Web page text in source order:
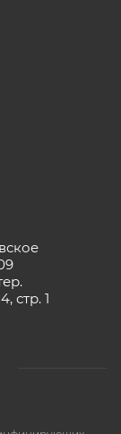
стр. 1